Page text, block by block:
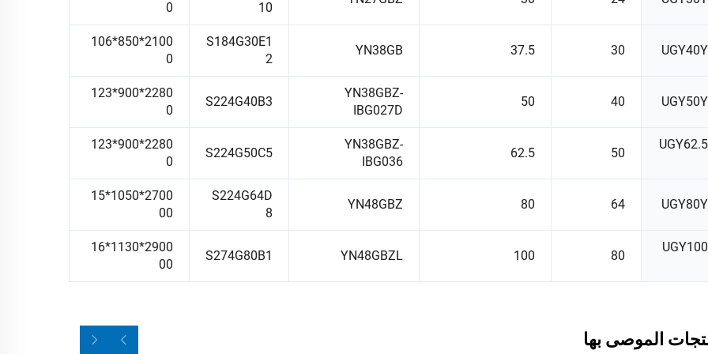
10
0
30
37.5
YN38GB
S184G30E1
2
2100*850*106
0
40
50
YN38GBZ-
IBG027D
S224G40B3
2280*900*123
0
50
62.5
YN38GBZ-
IBG036
S224G50C5
2280*900*123
0
64
80
YN48GBZ
S224G64D
8
2700*1050*15
00
80
100
YN48GBZL
S274G80B1
2900*1130*16
00
الموصى بها